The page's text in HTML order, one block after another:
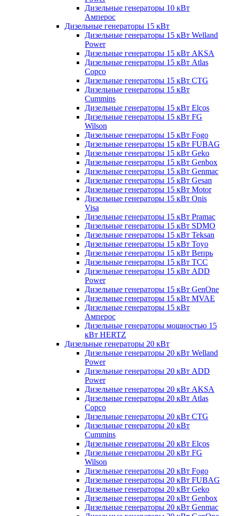
Дизельные генераторы 10 кВт
Амперос
Дизельные генераторы 15 кВт
Дизельные генераторы 15 кВт Welland
Power
Дизельные генераторы 15 кВт AKSA
Дизельные генераторы 15 кВт Atlas
Copco
Дизельные генераторы 15 кВт CTG
Дизельные генераторы 15 кВт
Cummins
Дизельные генераторы 15 кВт Elcos
Дизельные генераторы 15 кВт FG
Wilson
Дизельные генераторы 15 кВт Fogo
Дизельные генераторы 15 кВт FUBAG
Дизельные генераторы 15 кВт Geko
Дизельные генераторы 15 кВт Genbox
Дизельные генераторы 15 кВт Genmac
Дизельные генераторы 15 кВт Gesan
Дизельные генераторы 15 кВт Motor
Дизельные генераторы 15 кВт Onis
Visa
Дизельные генераторы 15 кВт Pramac
Дизельные генераторы 15 кВт SDMO
Дизельные генераторы 15 кВт Teksan
Дизельные генераторы 15 кВт Toyo
Дизельные генераторы 15 кВт Вепрь
Дизельные генераторы 15 кВт ТСС
Дизельные генераторы 15 кВт ADD
Power
Дизельные генераторы 15 кВт GenOne
Дизельные генераторы 15 кВт MVAE
Дизельные генераторы 15 кВт
Амперос
Дизельные генераторы мощностью 15
кВт HERTZ
Дизельные генераторы 20 кВт
Дизельные генераторы 20 кВт Welland
Power
Дизельные генераторы 20 кВт ADD
Power
Дизельные генераторы 20 кВт AKSA
Дизельные генераторы 20 кВт Atlas
Copco
Дизельные генераторы 20 кВт CTG
Дизельные генераторы 20 кВт
Cummins
Дизельные генераторы 20 кВт Elcos
Дизельные генераторы 20 кВт FG
Wilson
Дизельные генераторы 20 кВт Fogo
Дизельные генераторы 20 кВт FUBAG
Дизельные генераторы 20 кВт Geko
Дизельные генераторы 20 кВт Genbox
Дизельные генераторы 20 кВт Genmac